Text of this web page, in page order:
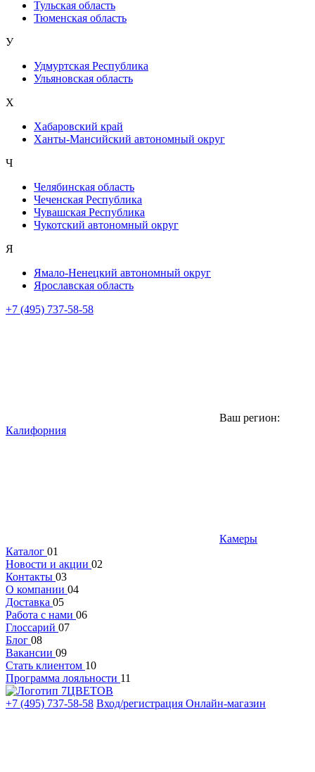
Тульская область
Тюменская область
У
Удмуртская Республика
Ульяновская область
Х
Хабаровский край
Ханты-Мансийский автономный округ
Ч
Челябинская область
Чеченская Республика
Чувашская Республика
Чукотский автономный округ
Я
Ямало-Ненецкий автономный округ
Ярославская область
+7 (495) 737-58-58
Ваш регион:
Калифорния
Камеры
Каталог 01
Новости и акции 02
Контакты 03
О компании 04
Доставка 05
Работа с нами 06
Глоссарий 07
Блог 08
Вакансии 09
Стать клиентом 10
Программа лояльности 11
+7 (495) 737-58-58 Вход/регистрация Онлайн-магазин